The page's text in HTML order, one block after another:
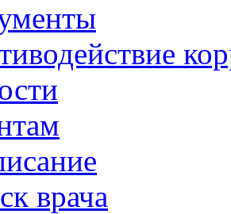
врача